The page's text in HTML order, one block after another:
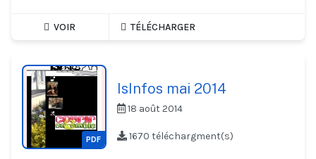
VOIR TÉLÉCHARGER
PDF
IsInfos mai 2014
18 août 2014
1670 téléchargment(s)